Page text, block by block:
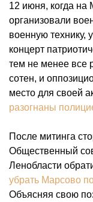
12 июня, когда на
организовали
военную технику,
концерт
тем не менее все
сотен, и
место для своей
разогнаны
После митинга
Общественный
Ленобласти
убрать Марсово
Объясняя свою